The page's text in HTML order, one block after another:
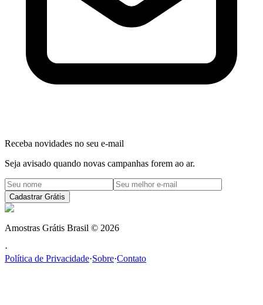
Receba novidades no seu e-mail
Seja avisado quando novas campanhas forem ao ar.
Cadastrar Grátis
Amostras Grátis Brasil © 2026
·
Política de Privacidade·Sobre·Contato